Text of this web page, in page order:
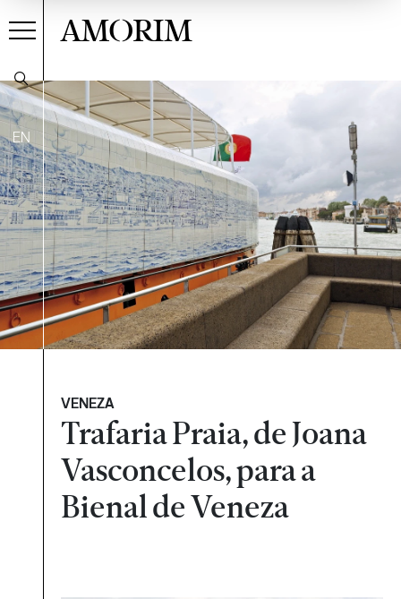
EN
AMORIM
VENEZA
Trafaria Praia, de Joana
Vasconcelos, para a
Bienal de Veneza